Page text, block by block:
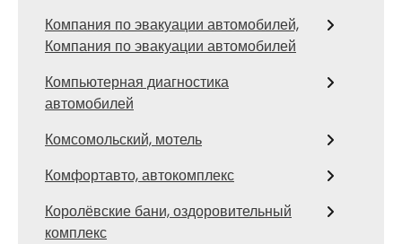
Компания по эвакуации автомобилей,
Компания по эвакуации автомобилей
Компьютерная диагностика
автомобилей
Комсомольский, мотель
Комфортавто, автокомплекс
Королёвские бани, оздоровительный
комплекс